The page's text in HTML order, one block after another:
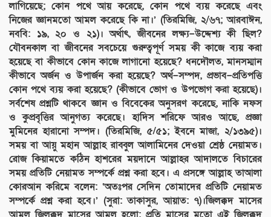
লাগিয়েছে; কোন পথে আয় করেছে, কোন পথে ব্যয় করেছে এবং
নিজের জ্ঞানমতো আমল করেছে কি না।’ (তিরমিজি, ২/৬৭; আরবাঈন,
নববি: ১৯, ২০ ও ২১)। অর্থাৎ, জীবনের লক্ষ্য–উদ্দেশ্য কী ছিল?
যৌবনকাল বা জীবনের সবচেয়ে গুরুত্বপূর্ণ সময় কী কাজে ব্যয় করা
হয়েছে বা কীভাবে কোন কাজে লাগানো হয়েছে? ধনদৌলত, মানসম্মান
কীভাবে অর্জন ও উপার্জন করা হয়েছে? অর্থ–সম্পদ, প্রভাব–প্রতিপত্তি
কোন পথে ব্যয় করা হয়েছে? (কীভাবে ভোগ ও উপভোগ করা হয়েছে)।
সর্বশেষ প্রশ্নটি থাকবে জ্ঞান ও বিবেকের অনুসরণ করেছে, নাকি নফস
ও কুপ্রবৃত্তির আনুগত্য করেছে। হাদিস শরিফে আরও আছে, প্রজ্ঞা
মুমিনের হারানো সম্পদ। (তিরমিজি, ৫/৫১; ইবনে মাজা, ২/১৩৯৫)।
সময় বা আয়ু মহান আল্লাহ রাব্বুল আলামিনের দেওয়া শ্রেষ্ঠ নেয়ামত।
রোজ কিয়ামতে কঠিন হাশরের ময়দানে আল্লাহর আদালতে বিচারের
সময় প্রতিটি নেয়ামত সম্পর্কে প্রশ্ন করা হবে। এ প্রসঙ্গে আল্লাহ তাআলা
কোরআন করিমে বলেন: ‘অতঃপর সেদিন তোমাদের প্রতিটি নেয়ামত
সম্পর্কে প্রশ্ন করা হবে।’ (সুরা: তাকাসুর, আয়াত: ৭)।জিলক্কদ মাসের